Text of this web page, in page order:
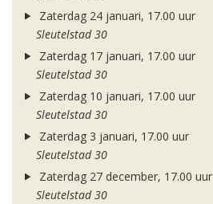
Zaterdag 24 januari, 17.00 uur
Sleutelstad 30
Zaterdag 17 januari, 17.00 uur
Sleutelstad 30
Zaterdag 10 januari, 17.00 uur
Sleutelstad 30
Zaterdag 3 januari, 17.00 uur
Sleutelstad 30
Zaterdag 27 december, 17.00 uur
Sleutelstad 30